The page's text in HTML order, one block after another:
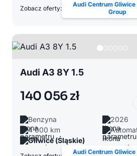
Zobacz oferty:
Audi Centrum Gliwice
Group
Audi A3 8Y 1.5
140 056 zł
Benzyna
2026
4 000 km
Gliwice (Śląskie)
Audi Centrum Gliwice